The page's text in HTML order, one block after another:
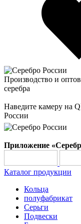
Производство и
серебра
Наведите камеру на
России
Приложение
Каталог продукции
Кольца
полуфабрикат
Серьги
Подвески